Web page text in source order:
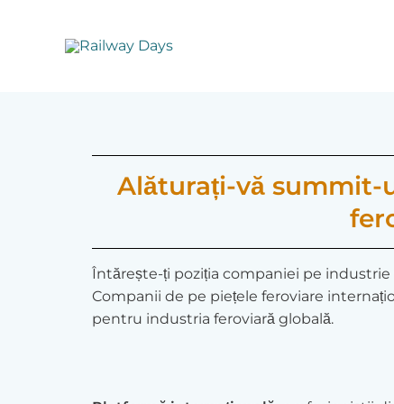
Alăturați-vă summit-
Întărește-ți poziția companiei pe
Companii de pe piețele feroviare
pentru industria feroviară globală.